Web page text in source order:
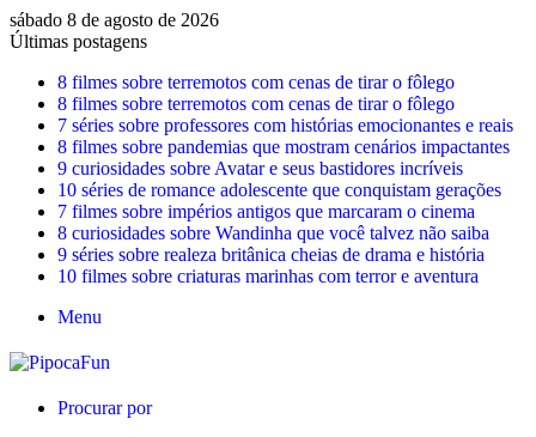
sábado 8 de agosto de 2026
Últimas postagens
8 filmes sobre terremotos com cenas de tirar o fôlego
8 filmes sobre terremotos com cenas de tirar o fôlego
7 séries sobre professores com histórias emocionantes e reais
8 filmes sobre pandemias que mostram cenários impactantes
9 curiosidades sobre Avatar e seus bastidores incríveis
10 séries de romance adolescente que conquistam gerações
7 filmes sobre impérios antigos que marcaram o cinema
8 curiosidades sobre Wandinha que você talvez não saiba
9 séries sobre realeza britânica cheias de drama e história
10 filmes sobre criaturas marinhas com terror e aventura
Menu
Procurar por